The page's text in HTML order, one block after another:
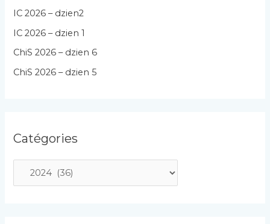
IC 2026 – dzien2
IC 2026 – dzien 1
ChiS 2026 – dzien 6
ChiS 2026 – dzien 5
Catégories
a